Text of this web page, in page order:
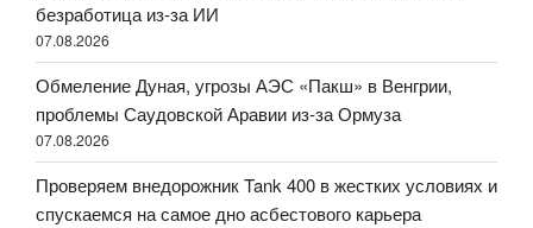
безработица из-за ИИ
07.08.2026
Обмеление Дуная, угрозы АЭС «Пакш» в Венгрии,
проблемы Саудовской Аравии из-за Ормуза
07.08.2026
Проверяем внедорожник Tank 400 в жестких условиях и
спускаемся на самое дно асбестового карьера